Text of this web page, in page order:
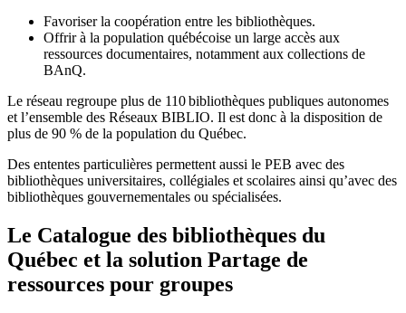
Favoriser la coopération entre les bibliothèques.
Offrir à la population québécoise un large accès aux
ressources documentaires, notamment aux collections de
BAnQ.
Le réseau regroupe plus de 110bibliothèques publiques autonomes
et l’ensemble des Réseaux BIBLIO. Il est donc à la disposition de
plus de 90 % de la population du Québec.
Des ententes particulières permettent aussi le PEB avec des
bibliothèques universitaires, collégiales et scolaires ainsi qu’avec des
bibliothèques gouvernementales ou spécialisées.
Le Catalogue des bibliothèques du
Québec et la solution Partage de
ressources pour groupes